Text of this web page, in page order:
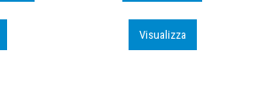
Visualizza